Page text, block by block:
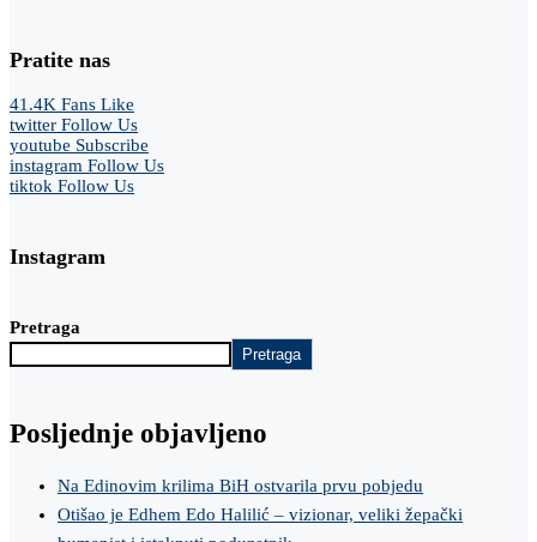
Pratite nas
41.4K Fans Like
twitter Follow Us
youtube Subscribe
instagram Follow Us
tiktok Follow Us
Instagram
Pretraga
Pretraga
Posljednje objavljeno
Na Edinovim krilima BiH ostvarila prvu pobjedu
Otišao je Edhem Edo Halilić – vizionar, veliki žepački